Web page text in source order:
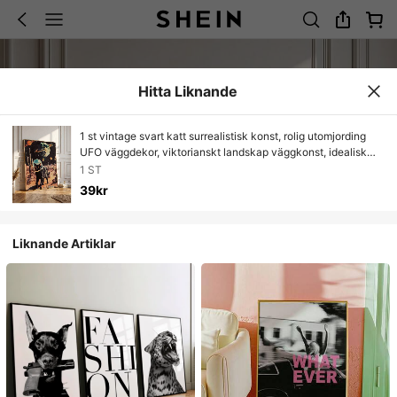
Hitta Liknande
1 st vintage svart katt surrealistisk konst, rolig utomjording
UFO väggdekor, viktorianskt landskap väggkonst, idealisk
present, lämplig för sovrum, vardagsrum, kök, väggkonst,
väggdekor, hemdekor, rumsdekor, canvasväggkonst,
affischer, väggkonst med ram, valfri ram
1 ST
39kr
Liknande Artiklar